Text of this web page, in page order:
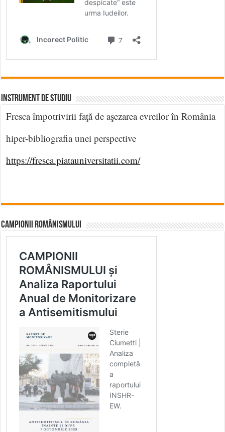
INSTRUMENT DE STUDIU
Fresca împotrivirii faţă de aşezarea evreilor în România
hiper-bibliografia unei perspective
https://fresca.piatauniversitatii.com/
CAMPIONII ROMÂNISMULUI